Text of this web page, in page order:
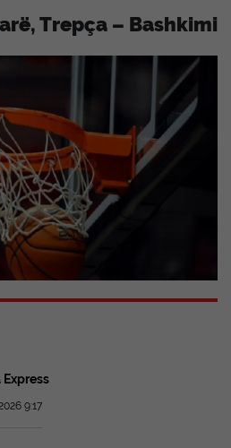
Trepça – Bashkimi
Express
9:17